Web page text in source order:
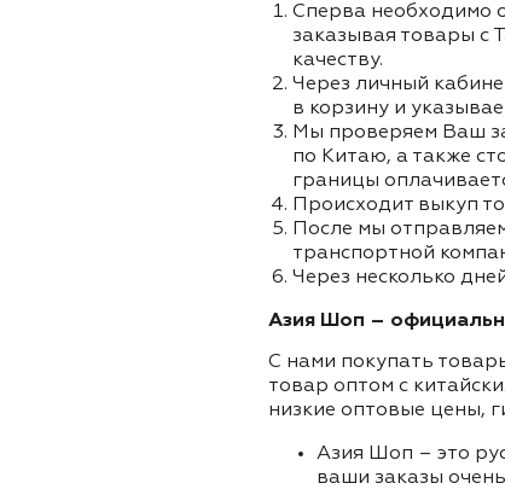
Сперва необходимо
заказывая товары с
качеству.
Через личный
в корзину и
Мы проверяем Ваш
по Китаю, а также
границы
Происходит выкуп
После мы
транспортной
Через несколько
Азия Шоп –
С нами покупать
товар оптом с
низкие оптовые цены,
Азия Шоп – это
ваши заказы